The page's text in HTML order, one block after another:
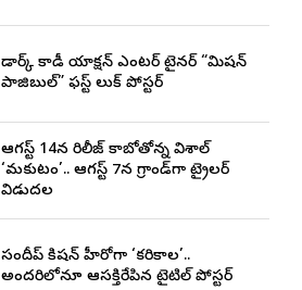
డార్క్ కామెడీ యాక్షన్ ఎంటర్ టైనర్ “మిషన్
పాజిబుల్” ఫస్ట్ లుక్ పోస్టర్
ఆగస్ట్ 14న రిలీజ్ కాబోతోన్న విశాల్
‘మకుటం’.. ఆగస్ట్ 7న గ్రాండ్‌గా ట్రైలర్
విడుదల
సందీప్ కిషన్ హీరోగా ‘కరికాల’..
అందరిలోనూ ఆసక్తిరేపిన టైటిల్ పోస్టర్